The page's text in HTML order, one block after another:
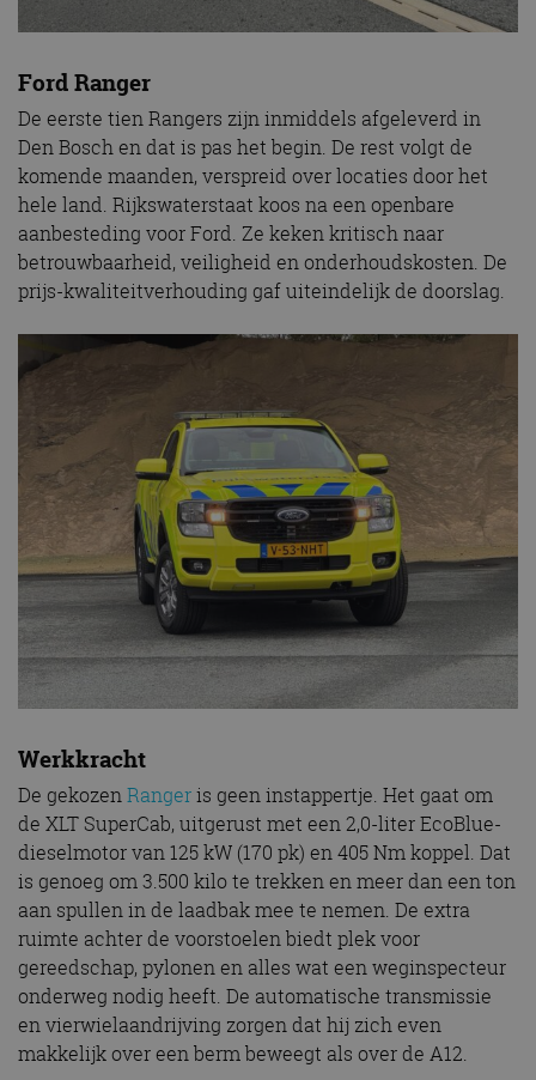
Ford Ranger
De eerste tien Rangers zijn inmiddels afgeleverd in
Den Bosch en dat is pas het begin. De rest volgt de
komende maanden, verspreid over locaties door het
hele land. Rijkswaterstaat koos na een openbare
aanbesteding voor Ford. Ze keken kritisch naar
betrouwbaarheid, veiligheid en onderhoudskosten. De
prijs-kwaliteitverhouding gaf uiteindelijk de doorslag.
Werkkracht
De gekozenRangeris geen instappertje. Het gaat om
de XLT SuperCab, uitgerust met een 2,0-liter EcoBlue-
dieselmotor van 125 kW (170 pk) en 405 Nm koppel. Dat
is genoeg om 3.500 kilo te trekken en meer dan een ton
aan spullen in de laadbak mee te nemen. De extra
ruimte achter de voorstoelen biedt plek voor
gereedschap, pylonen en alles wat een weginspecteur
onderweg nodig heeft. De automatische transmissie
en vierwielaandrijving zorgen dat hij zich even
makkelijk over een berm beweegt als over de A12.